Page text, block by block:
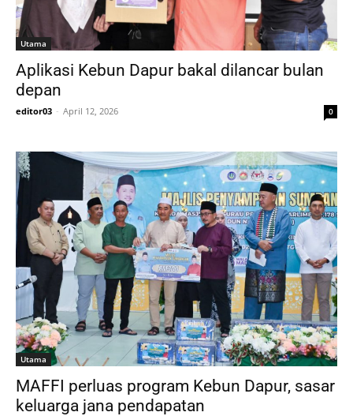
Utama
Aplikasi Kebun Dapur bakal dilancar bulan
depan
editor03 - April 12, 2026 0
Utama
MAFFI perluas program Kebun Dapur, sasar
keluarga jana pendapatan